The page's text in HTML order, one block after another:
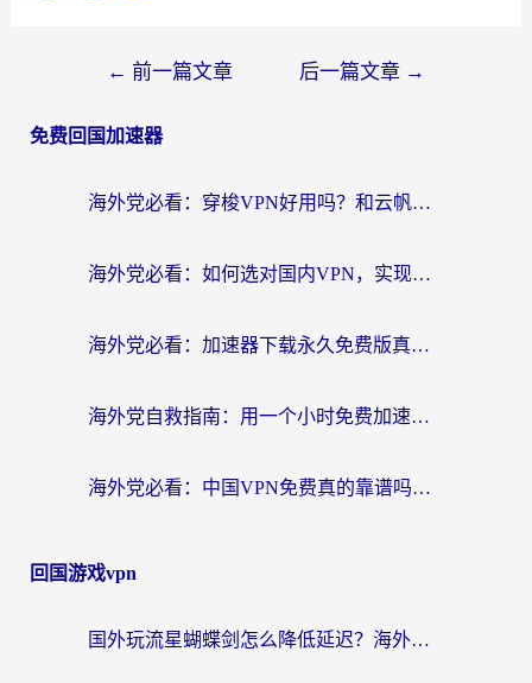
← 前一篇文章 后一篇文章 →
免费回国加速器
海外党必看：穿梭VPN好用吗？和云帆VPN对比哪个回国效果更好？附真实测评+避坑指南
海外党必看：如何选对国内VPN，实现无缝访问国内资源？
海外党必看：加速器下载永久免费版真的存在吗？教你无缝访问国内资源的正确姿势
海外党自救指南：用一个小时免费加速器，轻松打破国内资源访问壁垒？
海外党必看：中国VPN免费真的靠谱吗？手把手教你选对回国加速器
回国游戏vpn
国外玩流星蝴蝶剑怎么降低延迟？海外党必看的加速秘籍（含欧洲鸣潮&彩虹岛优化攻略）